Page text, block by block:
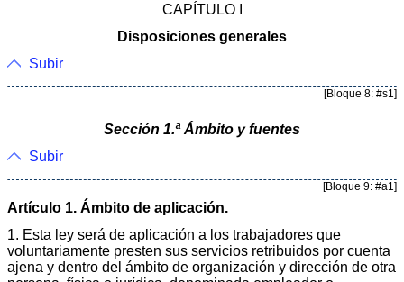
CAPÍTULO I
Disposiciones generales
Subir
[Bloque 8: #s1]
Sección 1.ª Ámbito y fuentes
Subir
[Bloque 9: #a1]
Artículo 1. Ámbito de aplicación.
1. Esta ley será de aplicación a los trabajadores que
voluntariamente presten sus servicios retribuidos por cuenta
ajena y dentro del ámbito de organización y dirección de otra